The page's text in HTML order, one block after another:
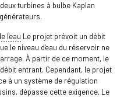
turbines à bulbe Kaplan
l'eau Le projet prévoit un débit
le niveau d'eau du réservoir ne
À partir de ce moment, le
entrant. Cependant, le projet
à un système de régulation
dépasse cette exigence. Le